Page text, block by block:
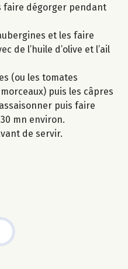
faire dégorger pendant
et les faire
de l’huile d’olive et l’ail
(ou les tomates
puis les câpres
puis faire
mn environ.
de servir.